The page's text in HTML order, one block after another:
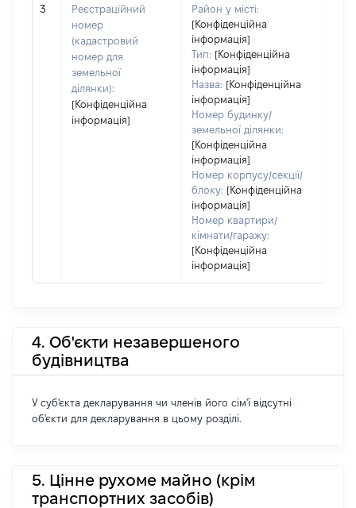
3
Реєстраційний
номер
(кадастровий
номер для
земельної
ділянки):
[Конфіденційна
інформація]
Район у місті:
[Конфіденційна
інформація]
Тип: [Конфіденційна
інформація]
Назва: [Конфіденційна
інформація]
Номер будинку/
земельної ділянки:
[Конфіденційна
інформація]
Номер корпусу/секції/
блоку: [Конфіденційна
інформація]
Номер квартири/
кімнати/гаражу:
[Конфіденційна
інформація]
4. Об'єкти незавершеного
будівництва
У суб'єкта декларування чи членів його сім'ї відсутні
об'єкти для декларування в цьому розділі.
5. Цінне рухоме майно (крім
транспортних засобів)